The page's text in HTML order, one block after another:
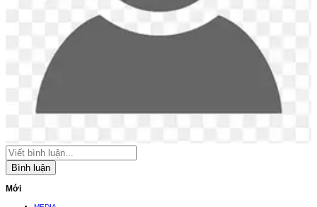
Bình luận
Mới